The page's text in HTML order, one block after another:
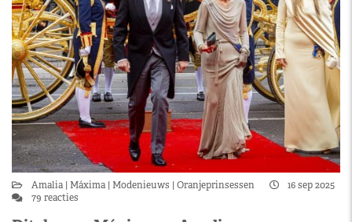
Amalia Máxima Modenieuws Oranjeprinsessen
16 sep 2025
79 reacties